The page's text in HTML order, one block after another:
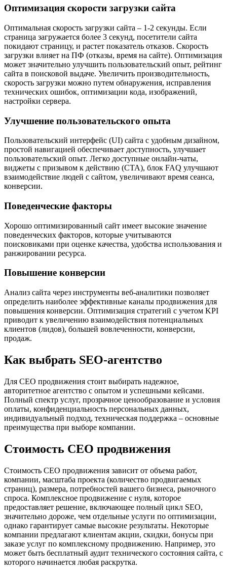
Оптимизация скорости загрузки сайта
Оптимальная скорость загрузки сайта – 1-2 секунды. Если
страница загружается более 3 секунд, посетители сайта
покидают страницу, и растет показатель отказов. Скорость
загрузки влияет на ПФ (отказы, время на сайте). Оптимизация
может значительно улучшить пользовательский опыт, рейтинг
сайта в поисковой выдаче. Увеличить производительность,
скорость загрузки можно путем обнаружения, исправления
технических ошибок, оптимизации кода, изображений,
настройки сервера.
Улучшение пользовательского опыта
Пользовательский интерфейс (UI) сайта с удобным дизайном,
простой навигацией обеспечивает доступность, улучшает
пользовательский опыт. Легко доступные онлайн-чаты,
виджеты с призывом к действию (CTA), блок FAQ улучшают
взаимодействие людей с сайтом, увеличивают время сеанса,
конверсии.
Поведенческие факторы
Хорошо оптимизированный сайт имеет высокие значение
поведенческих факторов, которые учитываются
поисковиками при оценке качества, удобства использования и
ранжировании ресурса.
Повышение конверсии
Анализ сайта через инструменты веб-аналитики позволяет
определить наиболее эффективные каналы продвижения для
повышения конверсии. Оптимизация стратегий с учетом KPI
приводит к увеличению взаимодействия потенциальных
клиентов (лидов), большей вовлеченности, конверсии,
продаж.
Как выбрать SEO-агентство
Для СЕО продвижения стоит выбирать надежное,
авторитетное агентство с опытом и успешными кейсами.
Полный спектр услуг, прозрачное ценообразование и условия
оплаты, конфиденциальность персональных данных,
индивидуальный подход, техническая поддержка – основные
преимущества при выборе компании.
Стоимость СЕО продвижения
Стоимость СЕО продвижения зависит от объема работ,
компании, масштаба проекта (количество продвигаемых
страниц), размера, потребностей вашего бизнеса, рыночного
спроса. Комплексное продвижение с нуля, которое
предоставляет решение, включающее полный цикл SEO,
значительно дороже, чем отдельные услуги по оптимизации,
однако гарантирует самые высокие результаты. Некоторые
компании предлагают клиентам акции, скидки, бонусы при
заказе услуг по комплексному продвижению. Например, это
может быть бесплатный аудит технического состояния сайта, с
которого начинается любая раскрутка.